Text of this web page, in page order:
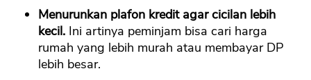
Menurunkan plafon kredit agar cicilan lebih
kecil. Ini artinya peminjam bisa cari harga
rumah yang lebih murah atau membayar DP
lebih besar.